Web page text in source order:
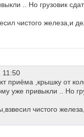
.. Но грузовик
чистого железа,и
11:50
приёма ,крышку от
уже привыкли .. Но
чистого